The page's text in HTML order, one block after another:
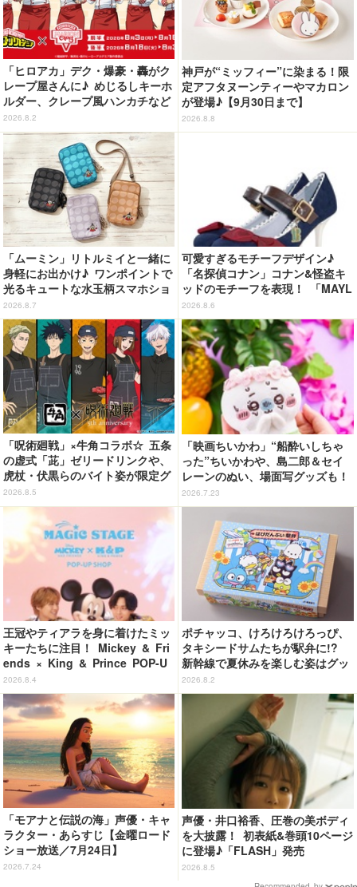
「ヒロアカ」デク・爆豪・轟がク
レープ屋さんに♪ めじるしキーホ
ルダー、クレープ風ハンカチなど
限定グッズ＆コラボクレープが登
場
2026.8.2
神戸が“ミッフィー”に染まる！限
定アフタヌーンティーやマカロン
が登場♪【9月30日まで】
2026.8.8
「ムーミン」リトルミイと一緒に
身軽にお出かけ♪ ワンポイントで
光るキュートな水玉柄スマホショ
ルダーが新登場！
2026.8.7
可愛すぎるモチーフデザイン♪
「名探偵コナン」コナン&怪盗キ
ッドのモチーフを表現！ 「MAYL
A」パンプスがセール実施中【3
0％オフセール】
2026.8.6
「呪術廻戦」×牛角コラボ☆ 五条
の虚式「茈」ゼリードリンクや、
虎杖・伏黒らのバイト姿が限定グ
ッズに【8月26日～】
2026.8.5
「映画ちいかわ」“船酔いしちゃ
った”ちいかわや、島二郎＆セイ
レーンのぬい、場面写グッズも！
新商品が続々登場【8月7日発売】
2026.7.23
王冠やティアラを身に着けたミッ
キーたちに注目！ Mickey & Fri
ends × King & Prince POP-U
P SHOP「MAGIC STAGE」に新
商品登場
2026.8.4
ポチャッコ、けろけろけろっぴ、
タキシードサムたちが駅弁に!?
新幹線で夏休みを楽しむ姿はグッ
ズに☆「はぴだんぶい」JR東海と
コラボ企画
2026.8.2
「モアナと伝説の海」声優・キャ
ラクター・あらすじ【金曜ロード
ショー放送／7月24日】
2026.7.24
声優・井口裕香、圧巻の美ボディ
を大披露！ 初表紙&巻頭10ページ
に登場♪「FLASH」発売
2026.8.5